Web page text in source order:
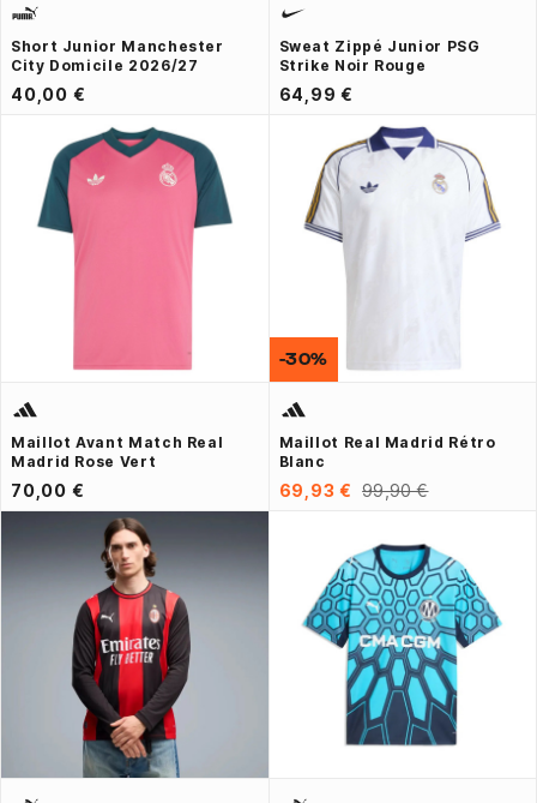
Short Junior Manchester
City Domicile 2026/27
40,00 €
Sweat Zippé Junior PSG
Strike Noir Rouge
64,99 €
Maillot Avant Match Real
Madrid Rose Vert
70,00 €
Maillot Real Madrid Rétro
Blanc
69,93 € 99,90 €
-30%